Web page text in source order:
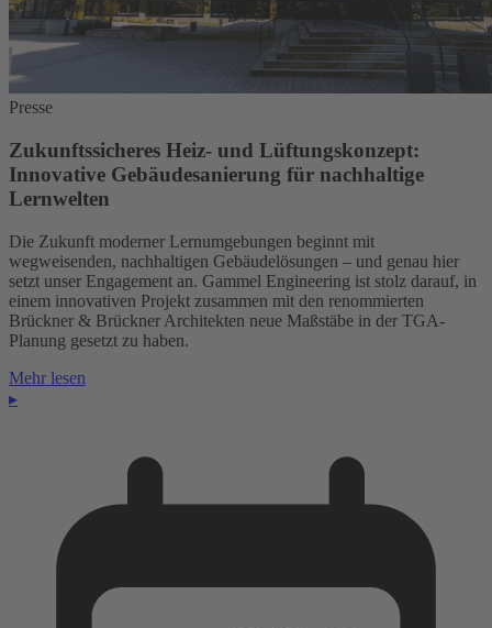
Presse
Zukunftssicheres Heiz- und Lüftungskonzept:
Innovative Gebäudesanierung für nachhaltige
Lernwelten
Die Zukunft moderner Lernumgebungen beginnt mit
wegweisenden, nachhaltigen Gebäudelösungen – und genau hier
setzt unser Engagement an. Gammel Engineering ist stolz darauf, in
einem innovativen Projekt zusammen mit den renommierten
Brückner & Brückner Architekten neue Maßstäbe in der TGA-
Planung gesetzt zu haben.
Mehr lesen
▸